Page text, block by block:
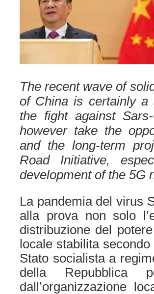
The recent wave of
of China is certainly a
the fight against
however take the
and the long-term
Road Initiative,
development of the 5G
La pandemia del virus
alla prova non solo
distribuzione del
locale stabilita
Stato socialista a
della Repubblica
dall’organizzazione